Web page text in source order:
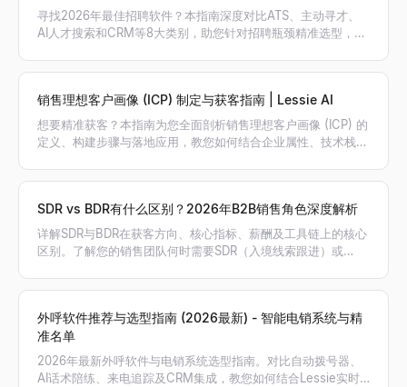
寻找2026年最佳招聘软件？本指南深度对比ATS、主动寻才、
AI人才搜索和CRM等8大类别，助您针对招聘瓶颈精准选型，搭
销售理想客户画像 (ICP) 制定与获客指南 | Lessie AI
想要精准获客？本指南为您全面剖析销售理想客户画像 (ICP) 的
定义、构建步骤与落地应用，教您如何结合企业属性、技术栈和
SDR vs BDR有什么区别？2026年B2B销售角色深度解析
详解SDR与BDR在获客方向、核心指标、薪酬及工具链上的核心
区别。了解您的销售团队何时需要SDR（入境线索跟进）或
外呼软件推荐与选型指南 (2026最新) - 智能电销系统与精
准名单
2026年最新外呼软件与电销系统选型指南。对比自动拨号器、
AI话术陪练、来电追踪及CRM集成，教您如何结合Lessie实时